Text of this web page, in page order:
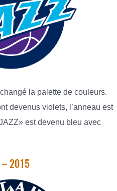
la palette de couleurs.
devenus violets, l’anneau est
est devenu bleu avec
2015